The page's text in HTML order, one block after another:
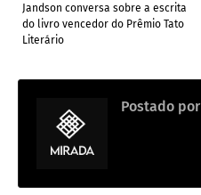
Jandson conversa sobre a escrita
do livro vencedor do Prêmio Tato
Literário
Postado por